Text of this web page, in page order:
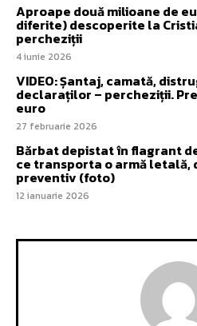
Aproape două milioane de
diferite) descoperite la
percheziții
4 iunie 2026
VIDEO: Șantaj, camată,
declaraților – percheziții.
euro
27 februarie 2026
Bărbat depistat în flagrant
ce transporta o armă
preventiv (foto)
12 ianuarie 2026